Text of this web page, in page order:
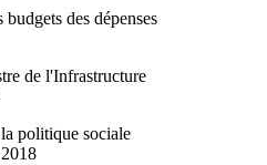
des dépenses
de l'Infrastructure
politique sociale